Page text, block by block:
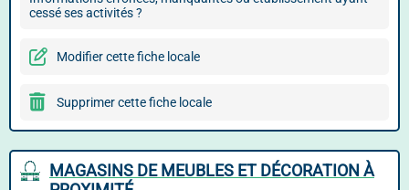
cessé ses activités ?
Modifier cette fiche locale
Supprimer cette fiche locale
MAGASINS DE MEUBLES ET DÉCORATION À